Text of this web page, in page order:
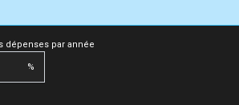
dépenses par année
%